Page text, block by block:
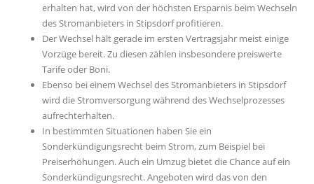
erhalten hat, wird von der höchsten Ersparnis beim Wechseln
des Stromanbieters in Stipsdorf profitieren.
Der Wechsel hält gerade im ersten Vertragsjahr meist einige
Vorzüge bereit. Zu diesen zählen insbesondere preiswerte
Tarife oder Boni.
Ebenso bei einem Wechsel des Stromanbieters in Stipsdorf
wird die Stromversorgung während des Wechselprozesses
aufrechterhalten.
In bestimmten Situationen haben Sie ein
Sonderkündigungsrecht beim Strom, zum Beispiel bei
Preiserhöhungen. Auch ein Umzug bietet die Chance auf ein
Sonderkündigungsrecht. Angeboten wird das von den